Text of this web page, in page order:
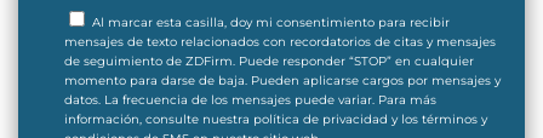
Al marcar esta casilla, doy mi consentimiento para recibir
mensajes de texto relacionados con recordatorios de citas y mensajes
de seguimiento de ZDFirm. Puede responder “STOP” en cualquier
momento para darse de baja. Pueden aplicarse cargos por mensajes y
datos. La frecuencia de los mensajes puede variar. Para más
información, consulte nuestra política de privacidad y los términos y